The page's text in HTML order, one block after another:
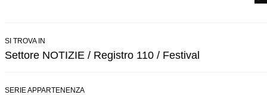
SI TROVA IN
Settore NOTIZIE / Registro 110 / Festival
SERIE APPARTENENZA